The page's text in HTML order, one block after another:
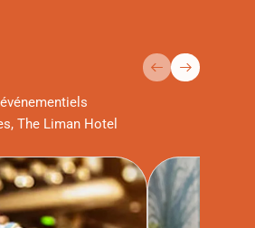
The Liman Hotel